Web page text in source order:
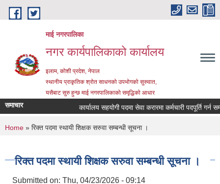
Skip to main content
माई नगरपालिका
नगर कार्यपालिकाको कार्यालय
इलाम, कोशी प्रदेश, नेपाल
स्थानीय प्राकृतिक श्रोत साधनको उपभोगको सुरुवात,
यसैबाट सुरु हुन्छ माई नगरपालिकाको समृद्धिको आधार
समाचार कार्यालय सहयोगी पदमा सेवा करारमा कर्मचारी पदपूर्ति गर्न
You are here
Home » रिक्त पदमा स्थायी शिक्षक सरुवा सम्बन्धी सूचना ।
रिक्त पदमा स्थायी शिक्षक सरुवा सम्बन्धी सूचना ।
Submitted on: Thu, 04/23/2026 - 09:14